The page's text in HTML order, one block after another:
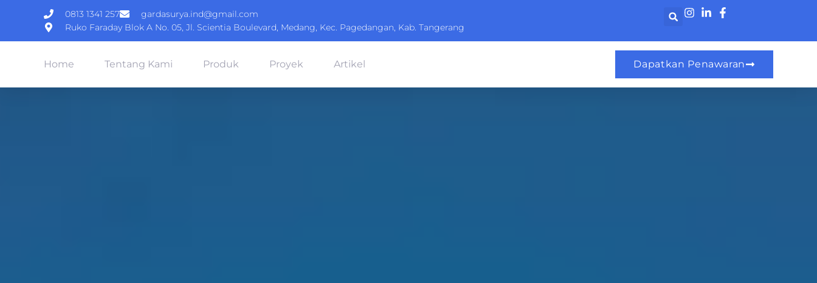
0813 1341 257
gardasurya.ind@gmail.com
Ruko Faraday Blok A No. 05, Jl. Scientia Boulevard, Medang, Kec. Pagedangan, Kab. Tangerang
Home Tentang Kami Produk Proyek Artikel Dapatkan Penawaran